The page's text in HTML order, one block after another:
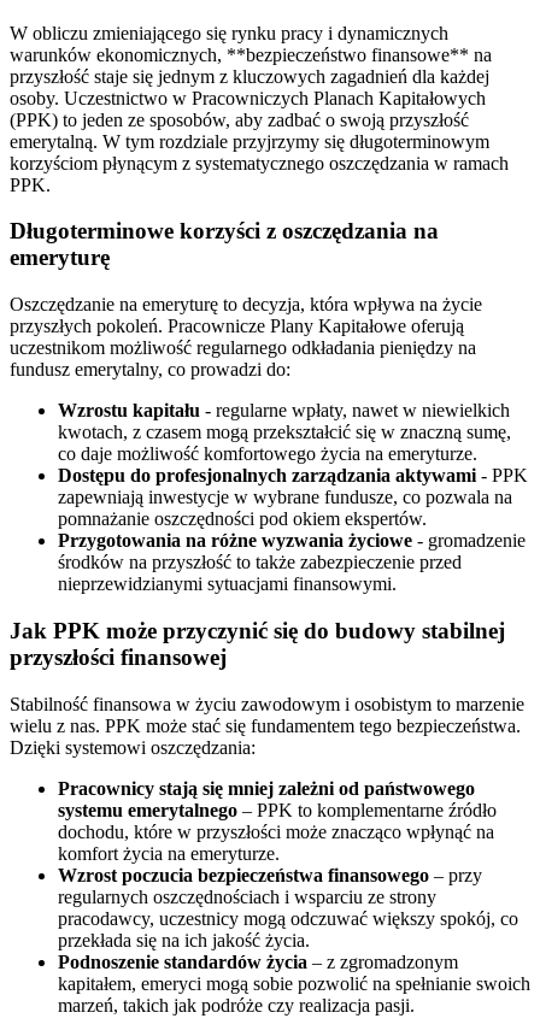
W obliczu zmieniającego się rynku pracy i dynamicznych
warunków ekonomicznych, **bezpieczeństwo finansowe** na
przyszłość staje się jednym z kluczowych zagadnień dla każdej
osoby. Uczestnictwo w Pracowniczych Planach Kapitałowych
(PPK) to jeden ze sposobów, aby zadbać o swoją przyszłość
emerytalną. W tym rozdziale przyjrzymy się długoterminowym
korzyściom płynącym z systematycznego oszczędzania w ramach
PPK.
Długoterminowe korzyści z oszczędzania na
emeryturę
Oszczędzanie na emeryturę to decyzja, która wpływa na życie
przyszłych pokoleń. Pracownicze Plany Kapitałowe oferują
uczestnikom możliwość regularnego odkładania pieniędzy na
fundusz emerytalny, co prowadzi do:
Wzrostu kapitału - regularne wpłaty, nawet w niewielkich
kwotach, z czasem mogą przekształcić się w znaczną sumę,
co daje możliwość komfortowego życia na emeryturze.
Dostępu do profesjonalnych zarządzania aktywami - PPK
zapewniają inwestycje w wybrane fundusze, co pozwala na
pomnażanie oszczędności pod okiem ekspertów.
Przygotowania na różne wyzwania życiowe - gromadzenie
środków na przyszłość to także zabezpieczenie przed
nieprzewidzianymi sytuacjami finansowymi.
Jak PPK może przyczynić się do budowy stabilnej
przyszłości finansowej
Stabilność finansowa w życiu zawodowym i osobistym to marzenie
wielu z nas. PPK może stać się fundamentem tego bezpieczeństwa.
Dzięki systemowi oszczędzania:
Pracownicy stają się mniej zależni od państwowego
systemu emerytalnego – PPK to komplementarne źródło
dochodu, które w przyszłości może znacząco wpłynąć na
komfort życia na emeryturze.
Wzrost poczucia bezpieczeństwa finansowego – przy
regularnych oszczędnościach i wsparciu ze strony
pracodawcy, uczestnicy mogą odczuwać większy spokój, co
przekłada się na ich jakość życia.
Podnoszenie standardów życia – z zgromadzonym
kapitałem, emeryci mogą sobie pozwolić na spełnianie swoich
marzeń, takich jak podróże czy realizacja pasji.